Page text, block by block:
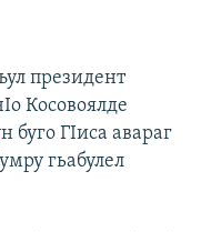
президент
Косовоялде
буго ГIиса авараг
гьабулел